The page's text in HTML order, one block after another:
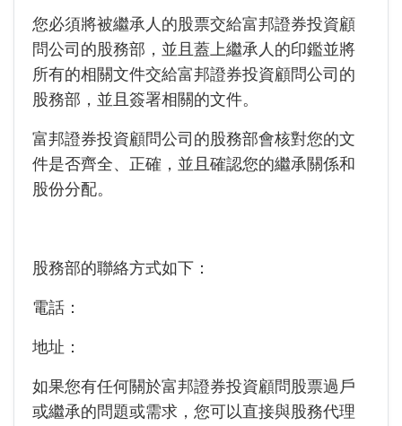
您必須將被繼承人的股票交給富邦證券投資顧
問公司的股務部，並且蓋上繼承人的印鑑並將
所有的相關文件交給富邦證券投資顧問公司的
股務部，並且簽署相關的文件。
富邦證券投資顧問公司的股務部會核對您的文
件是否齊全、正確，並且確認您的繼承關係和
股份分配。
股務部的聯絡方式如下：
電話：
地址：
如果您有任何關於富邦證券投資顧問股票過戶
或繼承的問題或需求，您可以直接與股務代理